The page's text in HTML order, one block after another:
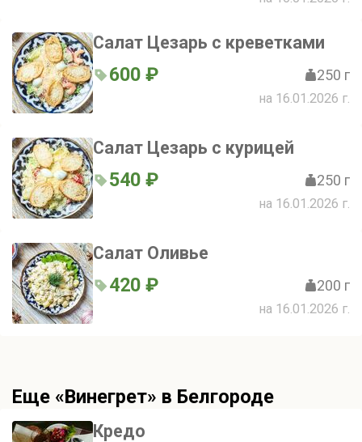
Салат Цезарь с креветками
600 ₽ 250 г
на 16.01.2026 г.
Салат Цезарь с курицей
540 ₽ 250 г
на 16.01.2026 г.
Салат Оливье
420 ₽ 200 г
на 16.01.2026 г.
Еще «Винегрет» в Белгороде
Кредо